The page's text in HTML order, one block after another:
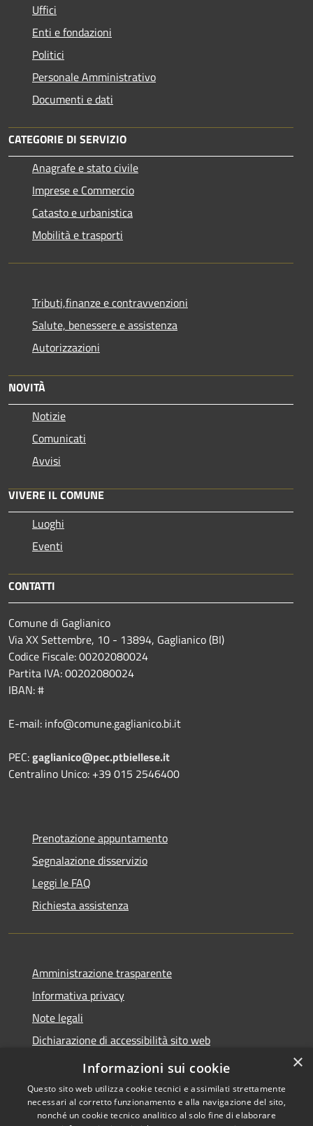
Uffici
Enti e fondazioni
Politici
Personale Amministrativo
Documenti e dati
CATEGORIE DI SERVIZIO
Anagrafe e stato civile
Imprese e Commercio
Catasto e urbanistica
Mobilità e trasporti
Tributi,finanze e contravvenzioni
Salute, benessere e assistenza
Autorizzazioni
NOVITÀ
Notizie
Comunicati
Avvisi
VIVERE IL COMUNE
Luoghi
Eventi
CONTATTI
Comune di Gaglianico
Via XX Settembre, 10 - 13894, Gaglianico (BI)
Codice Fiscale: 00202080024
Partita IVA: 00202080024
IBAN: #
E-mail: info@comune.gaglianico.bi.it
PEC:gaglianico@pec.ptbiellese.it
Centralino Unico: +39 015 2546400
Prenotazione appuntamento
Segnalazione disservizio
Leggi le FAQ
Richiesta assistenza
Amministrazione trasparente
Informativa privacy
Note legali
Dichiarazione di accessibilità sito web
WhistleblowingPA
×
Informazioni sui cookie
Questo sito web utilizza cookie tecnici e assimilati strettamente
necessari al corretto funzionamento e alla navigazione del sito,
nonché un cookie tecnico analitico al solo fine di elaborare